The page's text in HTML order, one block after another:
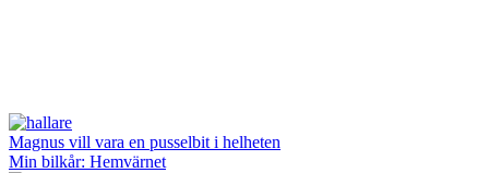
Magnus vill vara en pusselbit i helheten
Min bilkår: Hemvärnet